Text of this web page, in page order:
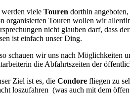
werden vieleTouren dorthin
organisierten Touren wollen wir
nicht glauben darf, dass
ist einfach unser Ding.
schauen wir uns nach Möglichkeiten
die Abfahrtszeiten der
Ziel ist es, dieCondore fliegen zu
loszufahren (was auch mit dem